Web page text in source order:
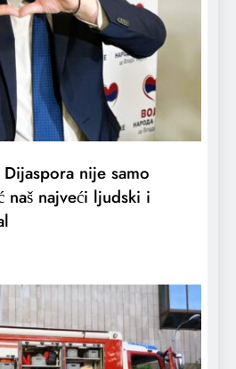
nije samo
naš najveći ljudski i